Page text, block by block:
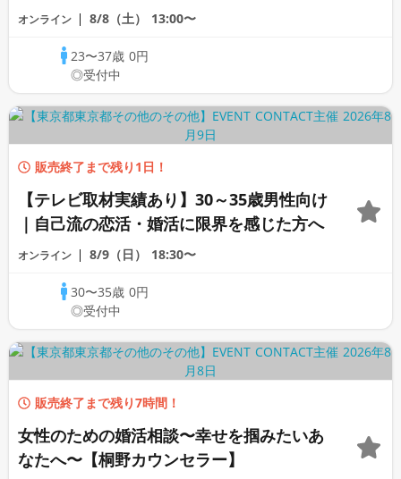
バイス♡《オンライン恋愛カウンセリン
オンライン 8/8（土） 13:00〜
23〜37歳0円
◎受付中
販売終了まで残り1日！
【テレビ取材実績あり】30～35歳男性向け
｜自己流の恋活・婚活に限界を感じた方へ
オンライン 8/9（日） 18:30〜
30〜35歳0円
◎受付中
販売終了まで残り7時間！
女性のための婚活相談〜幸せを掴みたいあ
なたへ〜【桐野カウンセラー】